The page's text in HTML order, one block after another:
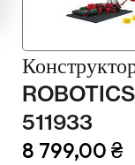
ROBOTICS
511933
8 799,00 ₴